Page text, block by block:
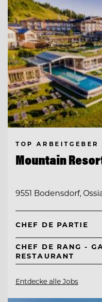
TOP ARBEITGEBER
Mountain
9551 Bodensdorf,
CHEF DE PARTIE
CHEF DE RANG -
RESTAURANT
Entdecke alle Jobs